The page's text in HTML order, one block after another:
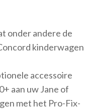
onder andere de
kinderwagen
accessoire
aan uw Jane of
met het Pro-Fix-